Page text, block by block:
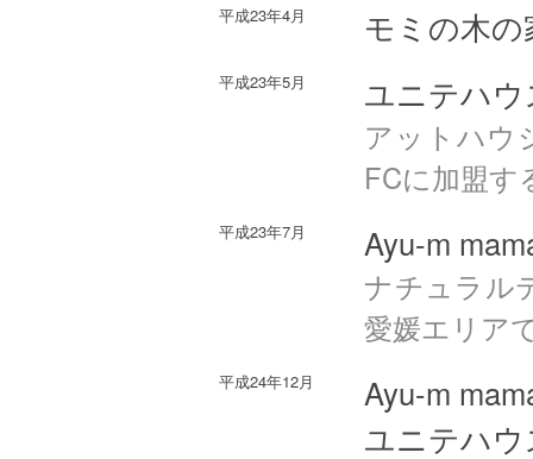
平成23年4月 モミの木
平成23年5月 ユニテハ
アットハウ
FCに加盟す
平成23年7月 Ayu-m
ナチュラル
愛媛エリア
平成24年12月
Ayu-m
ユニテハ